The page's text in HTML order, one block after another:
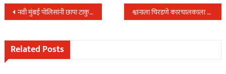
Post
navigation
नवी मुंबई पोलिसांनी छापा टाकुन पकडलेला MD ड्रग तस्कर पोलिसांच्या हातून नाट्यमयरित्या निसटला,व्हिडीयो व्हायरल… श्वानाला चिरडणे कारचालकाला पडले महागात,प्राणीप्रेमींच्या तक्रारीवरुन केली कारचालकास अटक…
Related Posts